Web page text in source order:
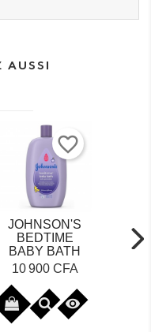
AUSSI
CFA

favorite_border